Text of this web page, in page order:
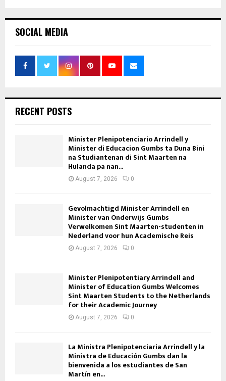
SOCIAL MEDIA
RECENT POSTS
Minister Plenipotenciario Arrindell y
Minister di Educacion Gumbs ta Duna Bini
na Studiantenan di Sint Maarten na
Hulanda pa nan...
August 7, 2026 0
Gevolmachtigd Minister Arrindell en
Minister van Onderwijs Gumbs
Verwelkomen Sint Maarten-studenten in
Nederland voor hun Academische Reis
August 7, 2026 0
Minister Plenipotentiary Arrindell and
Minister of Education Gumbs Welcomes
Sint Maarten Students to the Netherlands
for their Academic Journey
August 7, 2026 0
La Ministra Plenipotenciaria Arrindell y la
Ministra de Educación Gumbs dan la
bienvenida a los estudiantes de San
Martín en...